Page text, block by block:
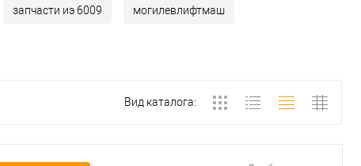
запчасти иэ 6009 могилевлифтмаш
Вид каталога: